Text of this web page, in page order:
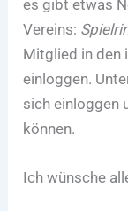
es gibt etwas
Vereins:
Mitglied in den
einloggen.
sich einloggen
können.
Ich wünsche